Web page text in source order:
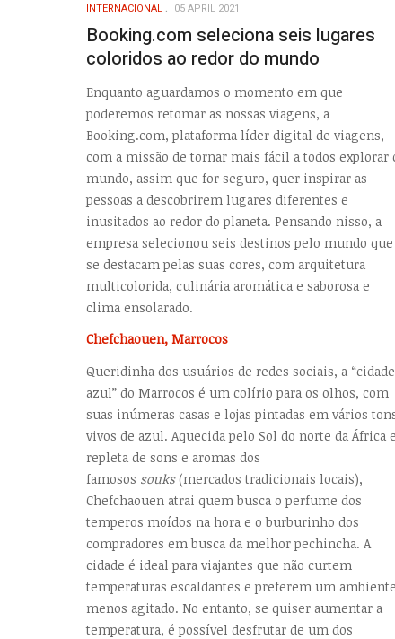
INTERNACIONAL 05 APRIL 2021
Booking.com seleciona seis lugares
coloridos ao redor do mundo
Enquanto aguardamos o momento em que
poderemos retomar as nossas viagens, a
Booking.com, plataforma líder digital de viagens,
com a missão de tornar mais fácil a todos explorar
mundo, assim que for seguro, quer inspirar as
pessoas a descobrirem lugares diferentes e
inusitados ao redor do planeta. Pensando nisso, a
empresa selecionou seis destinos pelo mundo que
se destacam pelas suas cores, com arquitetura
multicolorida, culinária aromática e saborosa e
clima ensolarado.
Chefchaouen, Marrocos
Queridinha dos usuários de redes sociais, a “cidade
azul” do Marrocos é um colírio para os olhos, com
suas inúmeras casas e lojas pintadas em vários
vivos de azul. Aquecida pelo Sol do norte da África e
repleta de sons e aromas dos
famosos souks(mercados tradicionais locais),
Chefchaouen atrai quem busca o perfume dos
temperos moídos na hora e o burburinho dos
compradores em busca da melhor pechincha. A
cidade é ideal para viajantes que não curtem
temperaturas escaldantes e preferem um ambiente
menos agitado. No entanto, se quiser aumentar a
temperatura, é possível desfrutar de um dos